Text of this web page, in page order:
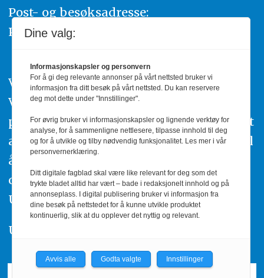
Post- og besøksadresse:
Prinsens gate 91 8003 Bodø
Vi arbeider etter Redaktørplakaten og
Vær varsom-plakatens regler for god
presseskikk. Den som mener seg rammet
av urettmessig publisering, oppfordres til
å ta kontakt med redaksjonen. Du kan
også klage inn saker til Pressens Faglige
Utvalg,www.pfu.no.
Utgiver: PBL
Dine valg:
Informasjonskapsler og personvern
For å gi deg relevante annonser på vårt nettsted bruker vi
informasjon fra ditt besøk på vårt nettsted. Du kan reservere
deg mot dette under "Innstillinger".
For øvrig bruker vi informasjonskapsler og lignende verktøy for
analyse, for å sammenligne nettlesere, tilpasse innhold til deg
og for å utvikle og tilby nødvendig funksjonalitet. Les mer i vår
personvernerklæring.
Ditt digitale fagblad skal være like relevant for deg som det
trykte bladet alltid har vært – bade i redaksjonelt innhold og på
annonseplass. I digital publisering bruker vi informasjon fra
dine besøk på nettstedet for å kunne utvikle produktet
kontinuerlig, slik at du opplever det nyttig og relevant.
Avvis alle Godta valgte Innstillinger